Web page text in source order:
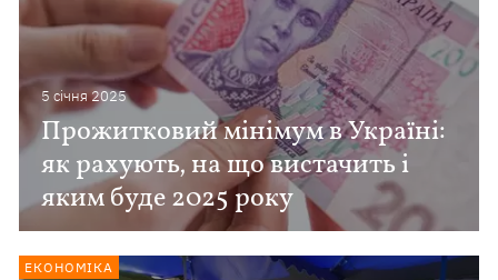
5 сiчня 2025
Прожитковий мінімум в Україні:
як рахують, на що вистачить і
яким буде 2025 року
ЕКОНОМІКА